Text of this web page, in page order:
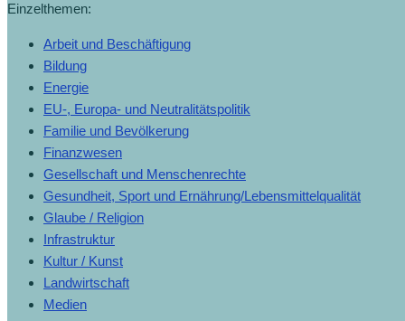
Einzelthemen:
Arbeit und Beschäftigung
Bildung
Energie
EU-, Europa- und Neutralitätspolitik
Familie und Bevölkerung
Finanzwesen
Gesellschaft und Menschenrechte
Gesundheit, Sport und Ernährung/Lebensmittelqualität
Glaube / Religion
Infrastruktur
Kultur / Kunst
Landwirtschaft
Medien